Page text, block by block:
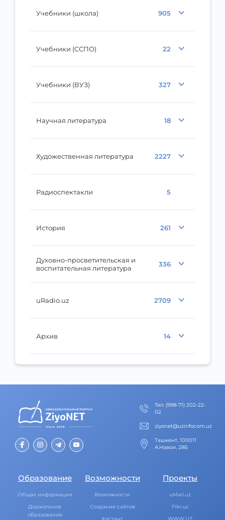
Учебники (школа) 905
Учебники (ССПО) 22
Учебники (ВУЗ) 327
Научная литература 18
Художественная литература 2227
Радиоспектакли 5
История 261
Духовно-просветительская и
воспитательная литература
336
uRadio.uz 2709
Архив 14
Тел: (998-71) 202-22-
02
ziyonet@uzinfocom.uz
Ташкент, 100011
А.Навои, 28Б
Образование
Общая информация
Дошкольное
образование
Возможности
Возможности
Создание сайтов
Хостинг
Проекты
uMail.uz
Fikr.uz
WWW.UZ